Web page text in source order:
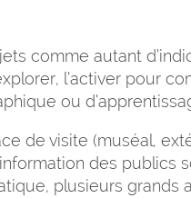
comme autant
l’activer pour
ou
de visite (muséal,
des publics
plusieurs grands